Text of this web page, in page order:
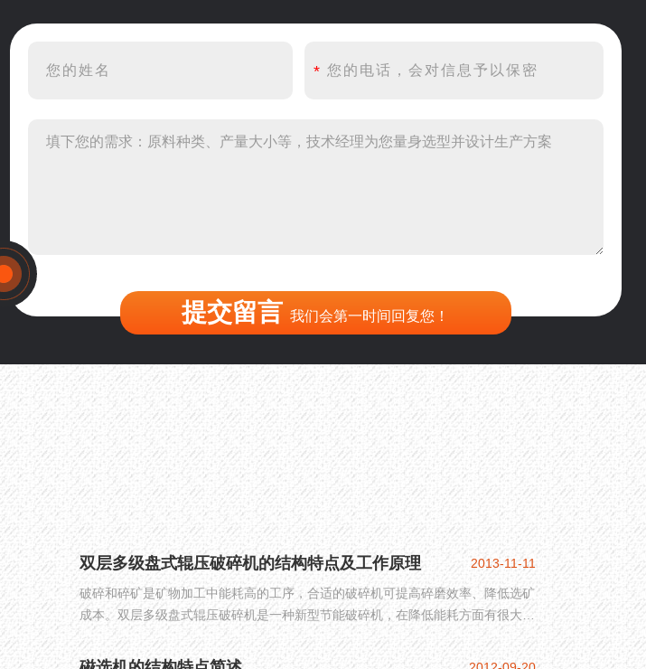
16分钟前 程先生：破碎生产线出个方案及报价，有什么售后服务？
22分钟前 郑女士：想了解时产500吨锤破，加工石灰石
36分钟前 罗先生：每小时100吨左右的鄂破和反击破，推荐下型号
提交留言 我们会第一时间回复您！
双层多级盘式辊压破碎机的结构特点及工作原理
破碎和碎矿是矿物加工中能耗高的工序，合适的破碎机可提高碎磨效率、降低选矿
成本。双层多级盘式辊压破碎机是一种新型节能破碎机，在降低能耗方面有很大的
优势。
2013-11-11